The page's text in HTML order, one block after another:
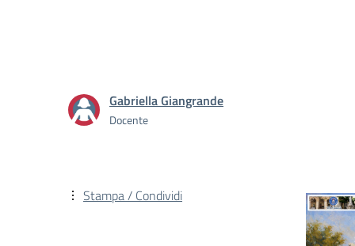
Gabriella Giangrande
Docente
Stampa / Condividi